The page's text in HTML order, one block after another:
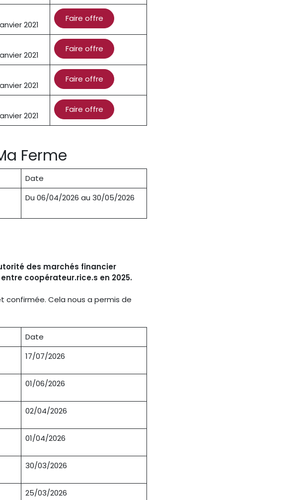
2021
Faire offre
2021
Faire offre
2021
Faire offre
2021
Faire offre
Ferme
Date
Du 06/04/2026 au 30/05/2026
des marchés financier
coopérateur.rice.s en 2025.
confirmée. Cela nous a permis de
Date
17/07/2026
01/06/2026
02/04/2026
01/04/2026
30/03/2026
25/03/2026